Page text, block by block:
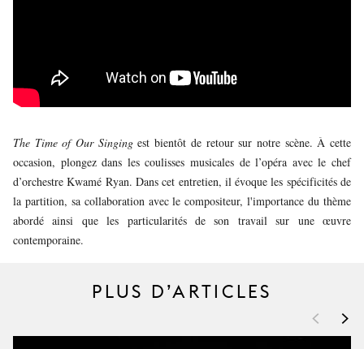
MONNAIE
NOUS
The Time of Our Singingest bientôt de retour sur notre scène. À cette
occasion, plongez dans les coulisses musicales de l’opéra avec le chef
d’orchestre Kwamé Ryan. Dans cet entretien, il évoque les spécificités de
la partition, sa collaboration avec le compositeur, l'importance du thème
abordé ainsi que les particularités de son travail sur une œuvre
contemporaine.
PLUS D’ARTICLES
< >